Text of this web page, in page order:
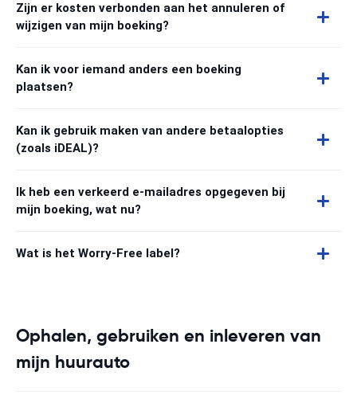
Zijn er kosten verbonden aan het annuleren of
wijzigen van mijn boeking?
Kan ik voor iemand anders een boeking
plaatsen?
Kan ik gebruik maken van andere betaalopties
(zoals iDEAL)?
Ik heb een verkeerd e-mailadres opgegeven bij
mijn boeking, wat nu?
Wat is het Worry-Free label?
Ophalen, gebruiken en inleveren van
mijn huurauto